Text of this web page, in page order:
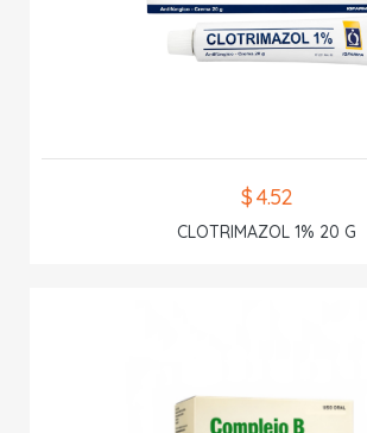
$ 4.52
CLOTRIMAZOL 1% 20 G